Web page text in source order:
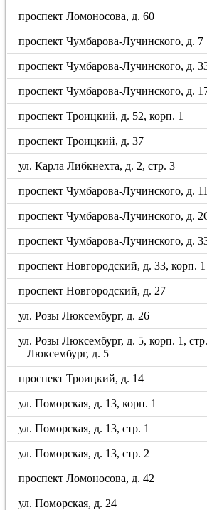
проспект Ломоносова, д. 60
проспект Чумбарова-Лучинского, д. 7
проспект Чумбарова-Лучинского, д.
проспект Чумбарова-Лучинского, д.
проспект Троицкий, д. 52, корп. 1
проспект Троицкий, д. 37
ул. Карла Либкнехта, д. 2, стр. 3
проспект Чумбарова-Лучинского, д.
проспект Чумбарова-Лучинского, д.
проспект Чумбарова-Лучинского, д.
проспект Новгородский, д. 33, корп. 1
проспект Новгородский, д. 27
ул. Розы Люксембург, д. 26
ул. Розы Люксембург, д. 5, корп. 1,
Люксембург, д. 5
проспект Троицкий, д. 14
ул. Поморская, д. 13, корп. 1
ул. Поморская, д. 13, стр. 1
ул. Поморская, д. 13, стр. 2
проспект Ломоносова, д. 42
ул. Поморская, д. 24